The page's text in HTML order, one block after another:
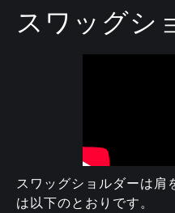
スワッグシ
スワッグショルダーは肩
は以下のとおりです。